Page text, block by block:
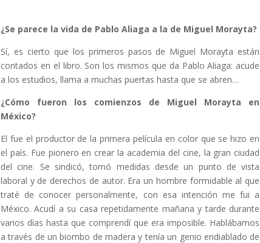
¿Se parece la vida de Pablo Aliaga a la de Miguel Morayta?
Sí, es cierto que los primeros pasos de Miguel Morayta están
contados en el libro. Son los mismos que da Pablo Aliaga: acude
a los estudios, llama a muchas puertas hasta que se abren…
¿Cómo fueron los comienzos de Miguel Morayta en
México?
El fue el productor de la primera película en color que se hizo en
el país. Fue pionero en crear la academia del cine, la gran ciudad
del cine. Se sindicó, tomó medidas desde un punto de vista
laboral y de derechos de autor. Era un hombre formidable al que
traté de conocer personalmente, con esa intención me fui a
México. Acudí a su casa repetidamente mañana y tarde durante
varios días hasta que comprendí que era imposible. Hablábamos
a través de un biombo de madera y tenía un genio endiablado de